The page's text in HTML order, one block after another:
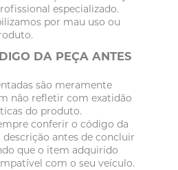
especializado.
por mau uso ou
DA PEÇA ANTES
são meramente
não refletir com exatidão
do produto.
conferir o código da
antes de concluir
que o item adquirido
com o seu veículo.